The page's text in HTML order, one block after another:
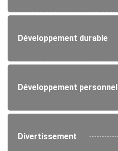
Développement durable
Développement personnel
Divertissement